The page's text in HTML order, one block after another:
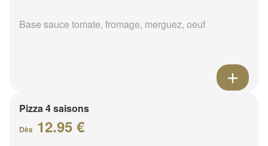
Base sauce tomate, fromage, merguez, oeuf
Pizza 4 saisons
Dès 12.95 €